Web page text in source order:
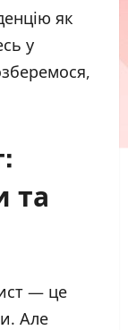
як
у
та
— це
Але